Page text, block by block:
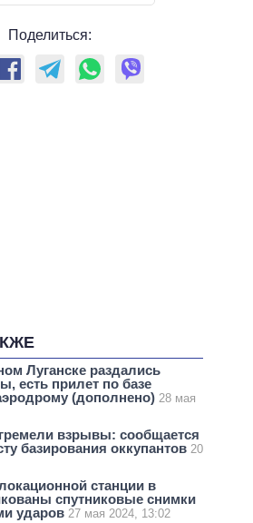
Поделиться:
Луганске раздались
есть прилет по базе
(дополнено) 28 мая
взрывы: сообщается
базирования оккупантов 20
станции в
спутниковые снимки
ударов 27 мая 2024, 13:02